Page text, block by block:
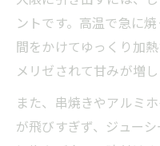
ントです。高温で急に
間をかけてゆっくり加
メリゼされて甘みが増し
また、串焼きやアルミ
が飛びすぎず、ジュー